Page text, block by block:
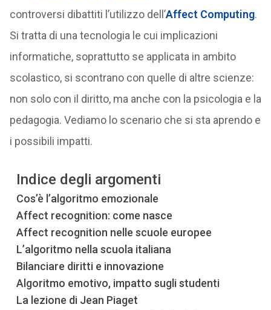
controversi dibattiti l’utilizzo dell’Affect Computing.
Si tratta di una tecnologia le cui implicazioni
informatiche, soprattutto se applicata in ambito
scolastico, si scontrano con quelle di altre scienze:
non solo con il diritto, ma anche con la psicologia e la
pedagogia. Vediamo lo scenario che si sta aprendo e
i possibili impatti.
Indice degli argomenti
Cos’è l’algoritmo emozionale
Affect recognition: come nasce
Affect recognition nelle scuole europee
L’algoritmo nella scuola italiana
Bilanciare diritti e innovazione
Algoritmo emotivo, impatto sugli studenti
La lezione di Jean Piaget